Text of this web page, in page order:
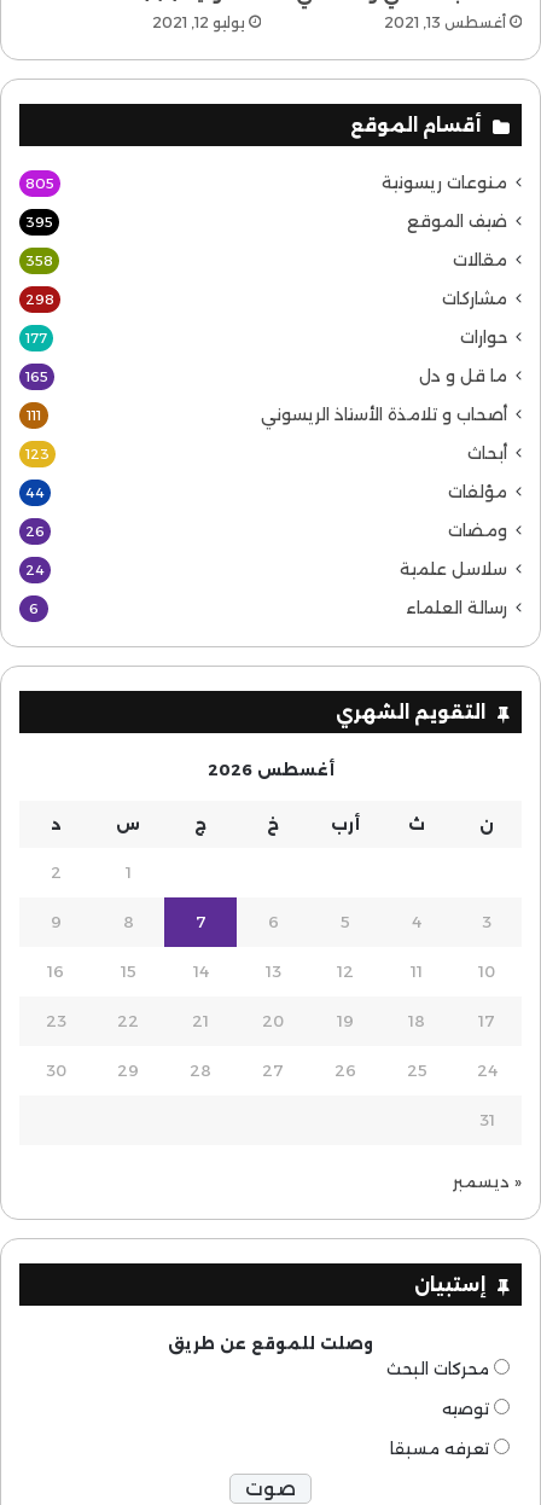
أغسطس 13, 2021 يوليو 12, 2021
أقسام الموقع
منوعات ريسونية 805
ضيف الموقع 395
مقالات 358
مشاركات 298
حوارات 177
ما قل و دل 165
أصحاب و تلامذة الأستاذ الريسوني 111
أبحاث 123
مؤلفات 44
ومضات 26
سلاسل علمية 24
رسالة العلماء 6
التقويم الشهري
أغسطس 2026
ن ث أرب خ ج س د
1
2
3
4
5
6
7
8
9
10
11
12
13
14
15
16
17
18
19
20
21
22
23
24
25
26
27
28
29
30
31
« ديسمبر
إستبيان
وصلت للموقع عن طريق
محركات البحث
توصيه
تعرفه مسبقا